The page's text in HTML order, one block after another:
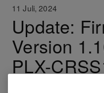
11 Juli, 2024
Update:
Version
PLX-